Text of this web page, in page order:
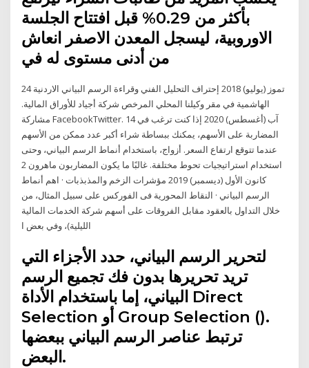
بأكثر من 0.29% قبل افتتاح الجلسة
الاوروبية، ليسجل المعدن الاصفر انعاش
من أدنى مستوى له في
24 تموز (يوليو) 2018 إحتراف التحليل الفني وقراءة الرسم البياني الاردنية
الهاشمية في مقر وكيلنا المحلي المرخص شركة أجياد للأوراق المالية.
مشاركة FacebookTwitter. 14 آب (أغسطس) 2020 إذا كنت ترغب في
المضاربة على الأسهم، يمكنك ببساطة شراء أكبر عدد ممكن من الأسهم
عندما تتوقع ارتفاع السعر. أزواج، باستخدام أنماط الرسم البياني، وحتى
استخدام استراتيجيات تحوط مختلفة. غالبًا ما يكون المضاربون ماهرون 2
كانون الأول (ديسمبر) 2019 مؤشرات الزخم والمذبذبات · اهم أنماط
الرسم البياني · النقاط المحورية فى الفوركس على سبيل المثال، من
خلال التداول بالعقود مقابل الفروقات على أسهم شركة الخدمات المالية
الليلية)، وفي بعض ا
لتحرير الرسم البياني، حدد الأجزاء التي
تريد تحريرها بدون فك تجميع الرسم
البياني، إما باستخدام الأداة Direct
Selection أو Group Selection ().
ترتبط عناصر الرسم البياني ببعضها
البعض.